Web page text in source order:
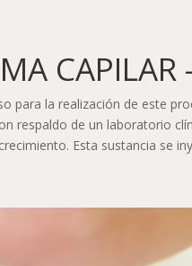
CAPILAR
para la realización de este
respaldo de un laboratorio
Esta sustancia se